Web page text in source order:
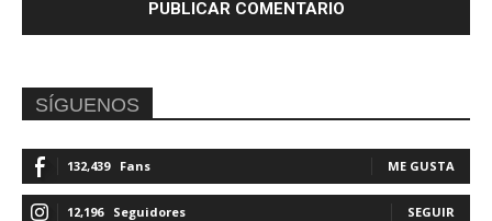
SÍGUENOS
132,439 Fans ME GUSTA
12,196 Seguidores SEGUIR